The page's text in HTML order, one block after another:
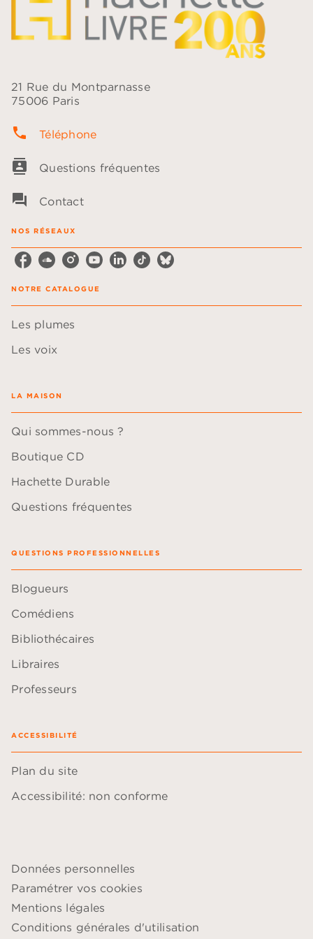
21 Rue du Montparnasse
75006 Paris
phone Téléphone
contacts Questions fréquentes
question_answer Contact
NOS RÉSEAUX
NOTRE CATALOGUE
Les plumes
Les voix
LA MAISON
Qui sommes-nous ?
Boutique CD
Hachette Durable
Questions fréquentes
QUESTIONS PROFESSIONNELLES
Blogueurs
Comédiens
Bibliothécaires
Libraires
Professeurs
ACCESSIBILITÉ
Plan du site
Accessibilité: non conforme
Données personnelles
Paramétrer vos cookies
Mentions légales
Conditions générales d'utilisation